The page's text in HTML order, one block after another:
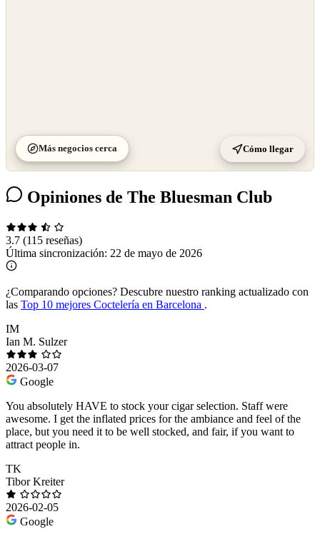
Más negocios cerca Cómo llegar
Opiniones de The Bluesman Club
3.7 (115 reseñas)
Última sincronización: 22 de mayo de 2026
¿Comparando opciones? Descubre nuestro ranking actualizado con
las Top 10 mejores Coctelería en Barcelona .
IM
Ian M. Sulzer
2026-03-07
Google
You absolutely HAVE to stock your cigar selection. Staff were
awesome. I get the inflated prices for the ambiance and feel of the
place, but you need it to be well stocked, and fair, if you want to
attract people in.
TK
Tibor Kreiter
2026-02-05
Google